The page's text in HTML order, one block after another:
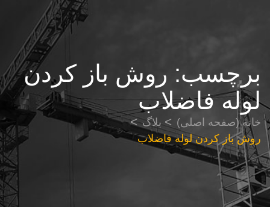
برچسب: روش باز کردن
لوله فاضلاب
خانه (صفحه اصلی)
بلاگ
روش باز کردن لوله فاضلاب